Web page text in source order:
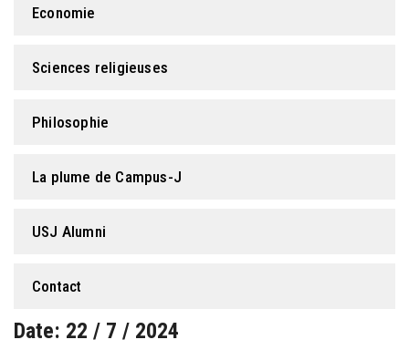
Economie
Sciences religieuses
Philosophie
La plume de Campus-J
USJ Alumni
Contact
Date: 22 / 7 / 2024